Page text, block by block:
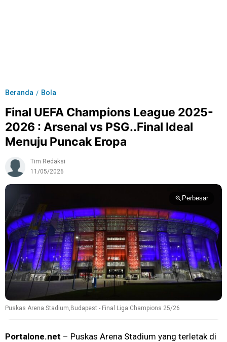
Beranda / Bola
Final UEFA Champions League 2025-
2026 : Arsenal vs PSG..Final Ideal
Menuju Puncak Eropa
Tim Redaksi
11/05/2026
Puskas Arena Stadium,Budapest - Final Liga Champions 25/26
Perbesar
Portalone.net – Puskas Arena Stadium yang terletak di